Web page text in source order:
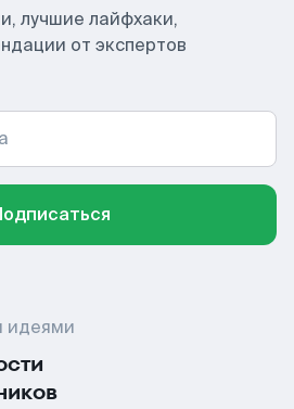
лучшие лайфхаки,
от экспертов
идеями